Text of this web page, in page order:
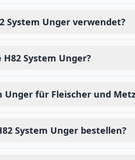
System Unger verwendet?
System Unger?
Unger für Fleischer und
System Unger bestellen?